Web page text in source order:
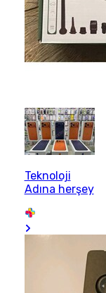
Teknoloji
Adına herşey